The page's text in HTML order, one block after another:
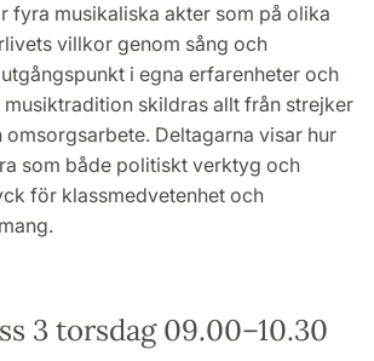
fyra musikaliska akter som på olika
villkor genom sång och
i egna erfarenheter och
skildras allt från strejker
Deltagarna visar hur
som både politiskt verktyg och
för klassmedvetenhet och
3 torsdag 09.00–10.30